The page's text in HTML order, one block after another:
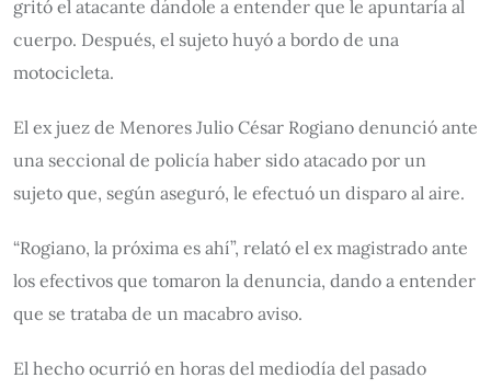
gritó el atacante dándole a entender que le apuntaría al
cuerpo. Después, el sujeto huyó a bordo de una
motocicleta.
El ex juez de Menores Julio César Rogiano denunció ante
una seccional de policía haber sido atacado por un
sujeto que, según aseguró, le efectuó un disparo al aire.
“Rogiano, la próxima es ahí”, relató el ex magistrado ante
los efectivos que tomaron la denuncia, dando a entender
que se trataba de un macabro aviso.
El hecho ocurrió en horas del mediodía del pasado